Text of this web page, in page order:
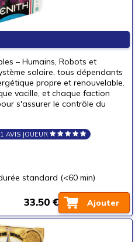
– Humains, Robots et
solaire, tous dépendants
propre et renouvelable.
vacille, et chaque faction
s'assurer le contrôle du
1 AVIS JOUEUR
standard (<60 min)
Ajouter
33.50 €